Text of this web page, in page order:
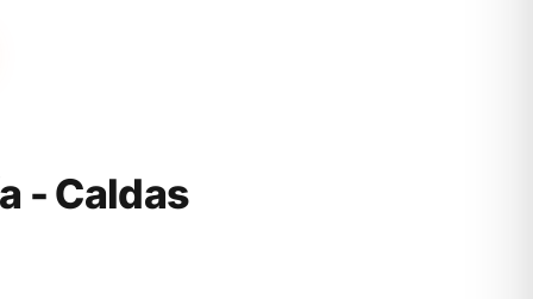
- Caldas